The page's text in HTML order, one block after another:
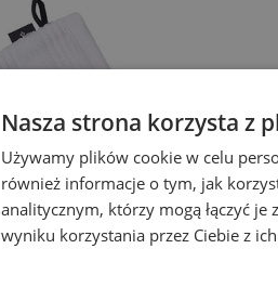
Nasza strona korzysta z
Używamy plików cookie w celu
również informacje o tym, jak
analitycznym, którzy mogą łączyć
wyniku korzystania przez Ciebie z ich